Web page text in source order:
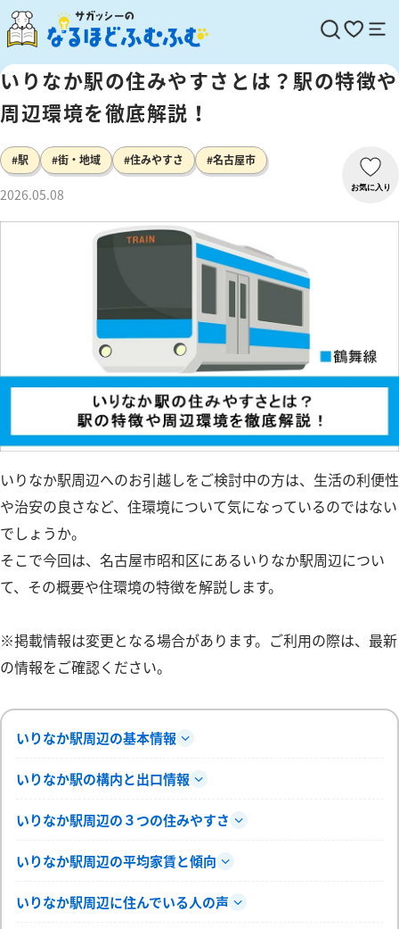
いりなか駅の住みやすさとは？駅の特徴や
周辺環境を徹底解説！
#駅 #街・地域 #住みやすさ #名古屋市
2026.05.08 お気に入り
いりなか駅周辺へのお引越しをご検討中の方は、生活の利便性
や治安の良さなど、住環境について気になっているのではない
でしょうか。
そこで今回は、名古屋市昭和区にあるいりなか駅周辺につい
て、その概要や住環境の特徴を解説します。
※掲載情報は変更となる場合があります。ご利用の際は、最新
の情報をご確認ください。
いりなか駅周辺の基本情報
いりなか駅の構内と出口情報
いりなか駅周辺の３つの住みやすさ
いりなか駅周辺の平均家賃と傾向
いりなか駅周辺に住んでいる人の声